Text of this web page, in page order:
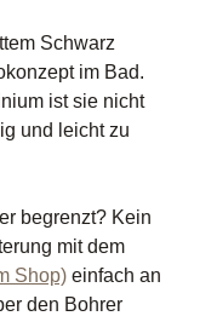
Schwarz
im Bad.
ist sie nicht
und leicht zu
begrenzt? Kein
mit dem
Shop) einfach an
den Bohrer